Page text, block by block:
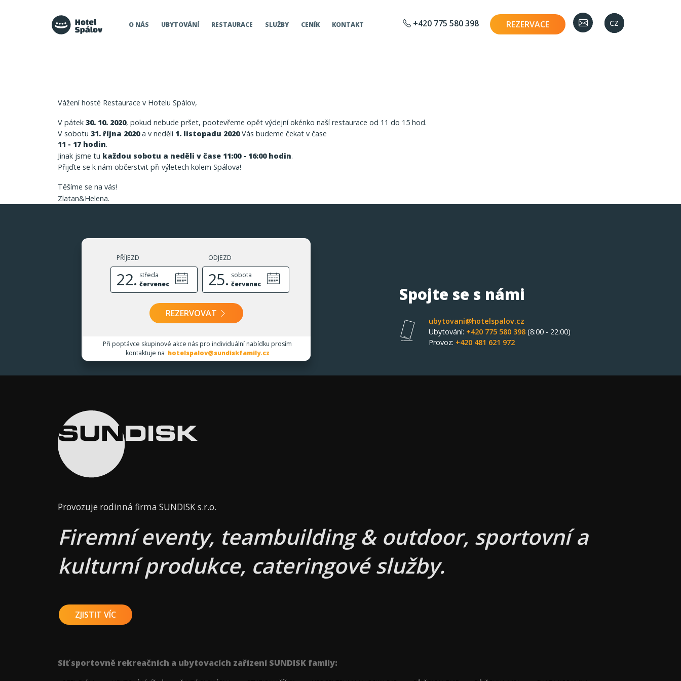
Hotel Spálov
O NÁS UBYTOVÁNÍ RESTAURACE SLUŽBY CENÍK KONTAKT +420 775 580 398 REZERVACE cz
en
Vážení hosté Restaurace v Hotelu Spálov,
V pátek 30. 10. 2020, pokud nebude pršet, pootevřeme opět výdejní okénko naší restaurace od 11 do 15 hod.
V sobotu 31. října 2020a v neděli 1. listopadu 2020Vás budeme čekat v čase
11 - 17 hodin.
Jinak jsme tu každou sobotu a neděli v čase 11:00 - 16:00 hodin.
Přijďte se k nám občerstvit při výletech kolem Spálova!
Těšíme se na vás!
Zlatan&Helena.
PŘÍJEZD
22. středa
červenec
ODJEZD
25. sobota
červenec
REZERVOVAT
Při poptávce skupinové akce nás pro individuální nabídku prosím
kontaktuje na hotelspalov@sundiskfamily.cz
Spojte se s námi
ubytovani@hotelspalov.cz
Ubytování: +420 775 580 398 (8:00 - 22:00)
Provoz: +420 481 621 972
Provozuje rodinná firma SUNDISK s.r.o.
Firemní eventy, teambuilding & outdoor, sportovní a
kulturní produkce, cateringové služby.
ZJISTIT VÍC
Síť sportovně rekreačních a ubytovacích zařízení SUNDISK family: